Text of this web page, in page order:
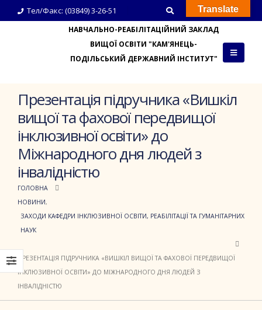
Тел/Факс: (03849) 3-26-51
НАВЧАЛЬНО-РЕАБІЛІТАЦІЙНИЙ ЗАКЛАД
ВИЩОЇ ОСВІТИ "КАМ'ЯНЕЦЬ-
ПОДІЛЬСЬКИЙ ДЕРЖАВНИЙ ІНСТИТУТ"
Презентація підручника «Вишкіл
вищої та фахової передвищої
інклюзивної освіти» до
Міжнародного дня людей з
інвалідністю
ГОЛОВНА
НОВИНИ,
ЗАХОДИ КАФЕДРИ ІНКЛЮЗИВНОЇ ОСВІТИ, РЕАБІЛІТАЦІЇ ТА ГУМАНІТАРНИХ
НАУК
ПРЕЗЕНТАЦІЯ ПІДРУЧНИКА «ВИШКІЛ ВИЩОЇ ТА ФАХОВОЇ ПЕРЕДВИЩОЇ
ІНКЛЮЗИВНОЇ ОСВІТИ» ДО МІЖНАРОДНОГО ДНЯ ЛЮДЕЙ З
ІНВАЛІДНІСТЮ
Translate